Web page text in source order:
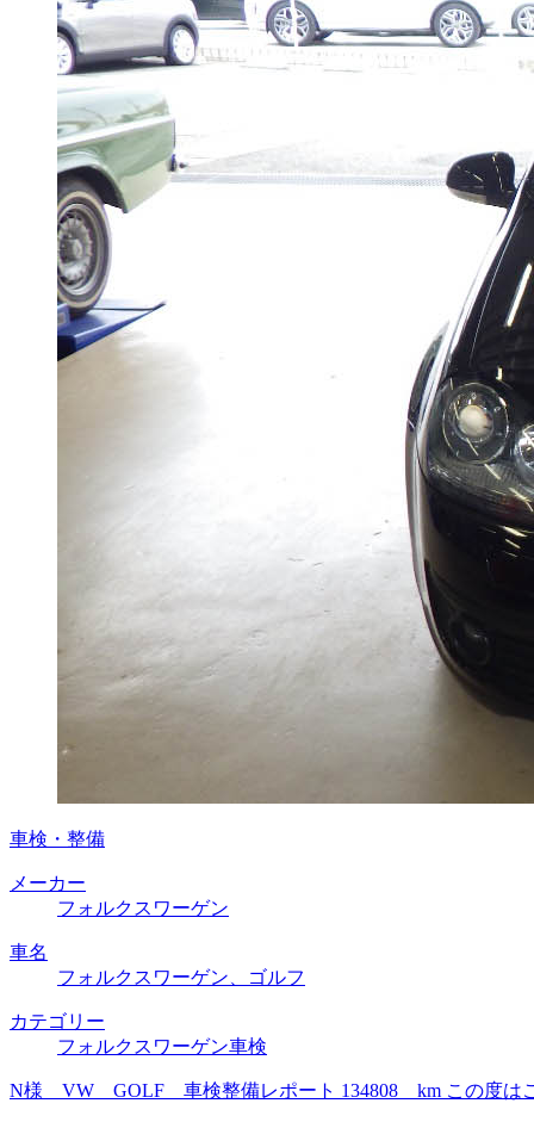
車検・整備
メーカー
フォルクスワーゲン
車名
フォルクスワーゲン、ゴルフ
カテゴリー
フォルクスワーゲン車検
N様 VW GOLF 車検整備レポート 134808 km この度はご